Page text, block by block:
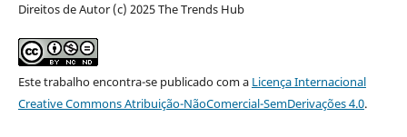
Direitos de Autor (c) 2025 The Trends Hub
Este trabalho encontra-se publicado com a Licença Internacional
Creative Commons Atribuição-NãoComercial-SemDerivações 4.0.